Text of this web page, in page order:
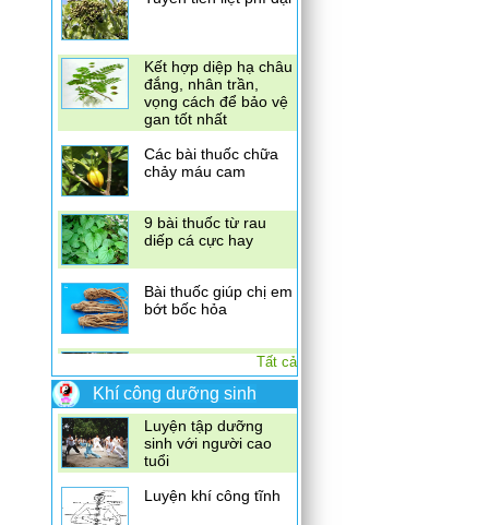
vọng cách để bảo vệ
gan tốt nhất
Các bài thuốc chữa
chảy máu cam
9 bài thuốc từ rau
Bài thuốc giúp chị em
bớt bốc hỏa
6 bài thuốc nam trị
Tất cả
Khí công dưỡng sinh
Luyện tập dưỡng
sinh với người cao
tuổi
Luyện khí công tĩnh